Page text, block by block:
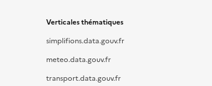
Verticales thématiques
simplifions.data.gouv.fr
meteo.data.gouv.fr
transport.data.gouv.fr